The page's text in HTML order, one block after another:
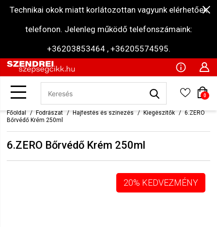
Technikai okok miatt korlátozottan vagyunk elérhetőek
telefonon. Jelenleg működő telefonszámaink:
+36203853464 , +36205574595.
0
Főoldal Fodrászat Hajfestés és színezés Kiegészítők
6.ZERO
Bőrvédő Krém 250ml
6.ZERO Bőrvédő Krém 250ml
20% KEDVEZMÉNY